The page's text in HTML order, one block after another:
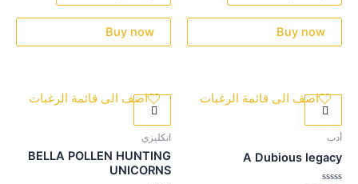
Buy now
Buy now
اضف الى قائمة الرغبات
أدب
A Dubious legacy
اضف الى قائمة الرغبات
انكليزي
BELLA POLLEN HUNTING
UNICORNS